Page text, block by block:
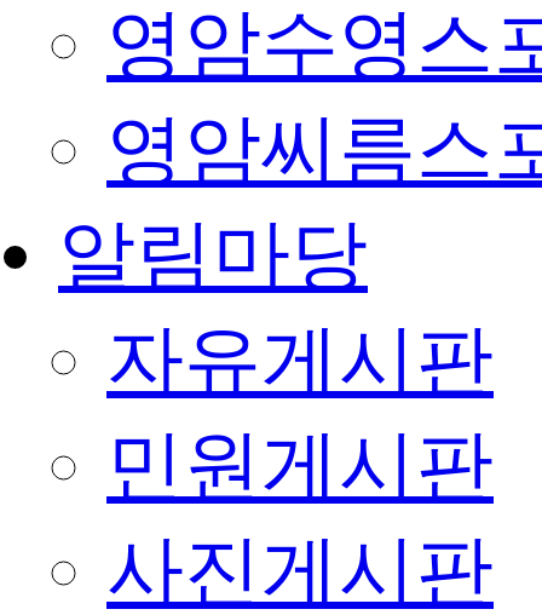
영암수영스
영암씨름스
알림마당
자유게시판
민원게시판
사진게시판